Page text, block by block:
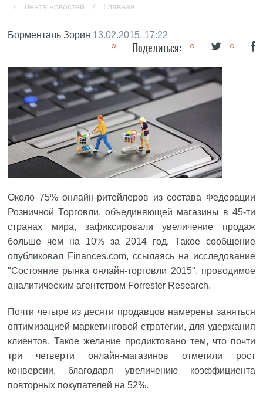
/ Лента новостей / Главная
Борменталь Зорин 13.02.2015, 17:22
Поделиться:
Около 75% онлайн-ритейлеров из состава Федерации
Розничной Торговли, объединяющей магазины в 45-ти
странах мира, зафиксировали увеличение продаж
больше чем на 10% за 2014 год. Такое сообщение
опубликовал Finances.com, ссылаясь на исследование
"Состояние рынка онлайн-торговли 2015", проводимое
аналитическим агентством Forrester Research.
Почти четыре из десяти продавцов намерены заняться
оптимизацией маркетинговой стратегии, для удержания
клиентов. Такое желание продиктовано тем, что почти
три четверти онлайн-магазинов отметили рост
конверсии, благодаря увеличению коэффициента
повторных покупателей на 52%.